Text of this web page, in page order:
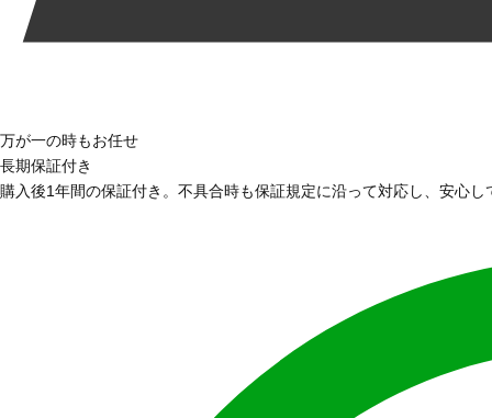
万が一の時もお任せ
長期保証付き
購入後1年間の保証付き。不具合時も保証規定に沿って対応し、安心